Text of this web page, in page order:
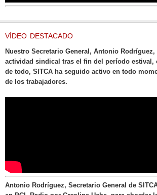
VÍDEO DESTACADO
Nuestro Secretario General, Antonio
actividad sindical tras el fin del período estival,
de todo, SITCA ha seguido activo en todo
de los trabajadores.
Antonio Rodríguez, Secretario General de